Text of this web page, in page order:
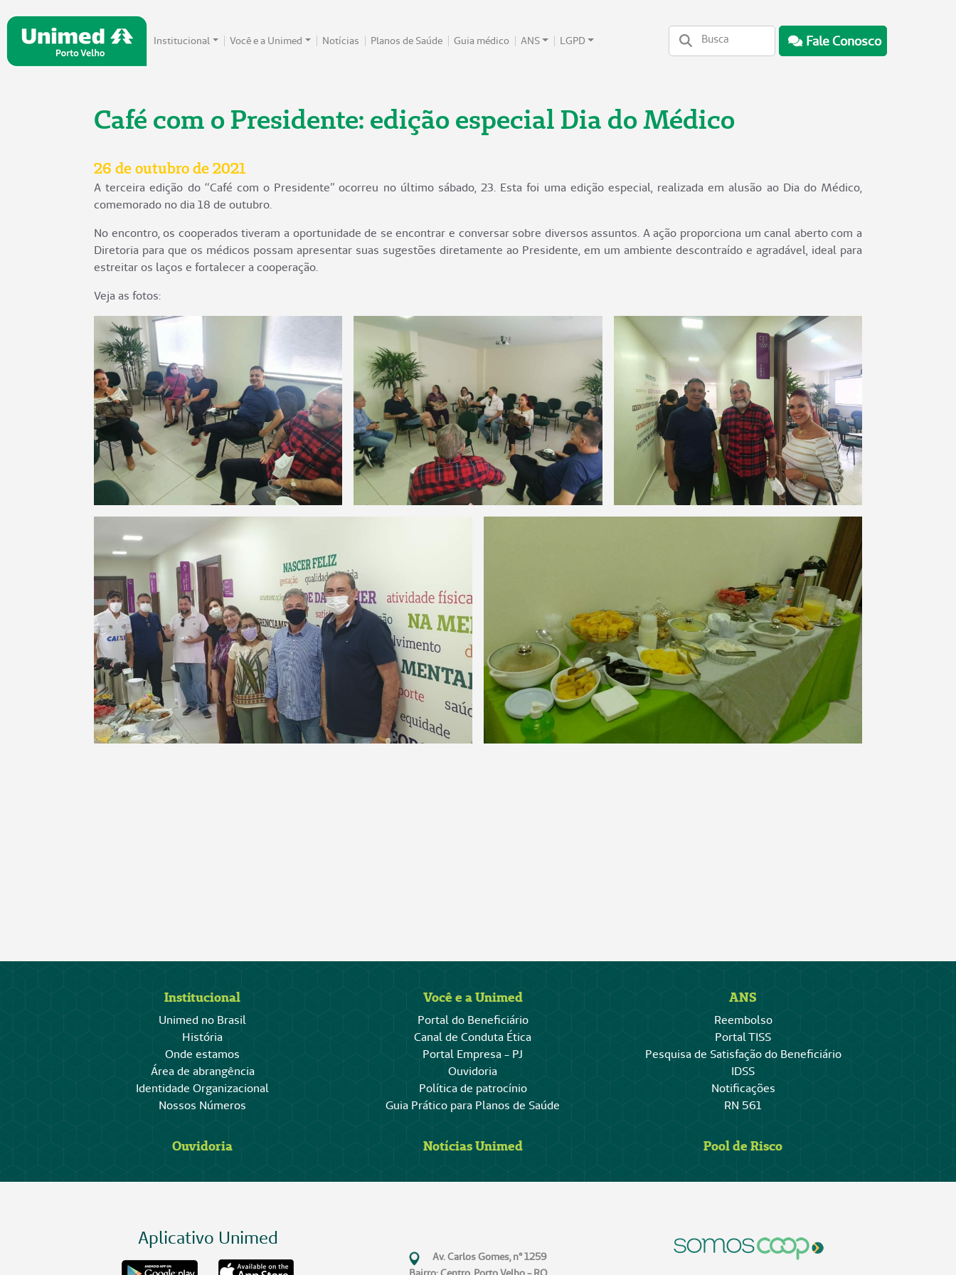
Institucional Você e a Unimed Notícias Planos de Saúde Guia médico ANS LGPD Fale Conosco
Café com o Presidente: edição especial Dia do Médico
26 de outubro de 2021
A terceira edição do “Café com o Presidente” ocorreu no último sábado, 23. Esta foi uma edição especial, realizada em alusão ao Dia do Médico,
comemorado no dia 18 de outubro.
No encontro, os cooperados tiveram a oportunidade de se encontrar e conversar sobre diversos assuntos. A ação proporciona um canal aberto com a
Diretoria para que os médicos possam apresentar suas sugestões diretamente ao Presidente, em um ambiente descontraído e agradável, ideal para
estreitar os laços e fortalecer a cooperação.
Veja as fotos:
Institucional
Unimed no Brasil
História
Onde estamos
Área de abrangência
Identidade Organizacional
Nossos Números
Você e a Unimed
Portal do Beneficiário
Canal de Conduta Ética
Portal Empresa - PJ
Ouvidoria
Política de patrocínio
Guia Prático para Planos de Saúde
ANS
Reembolso
Portal TISS
Pesquisa de Satisfação do Beneficiário
IDSS
Notificações
RN 561
Ouvidoria Notícias Unimed Pool de Risco
Aplicativo Unimed
Av. Carlos Gomes, n° 1259